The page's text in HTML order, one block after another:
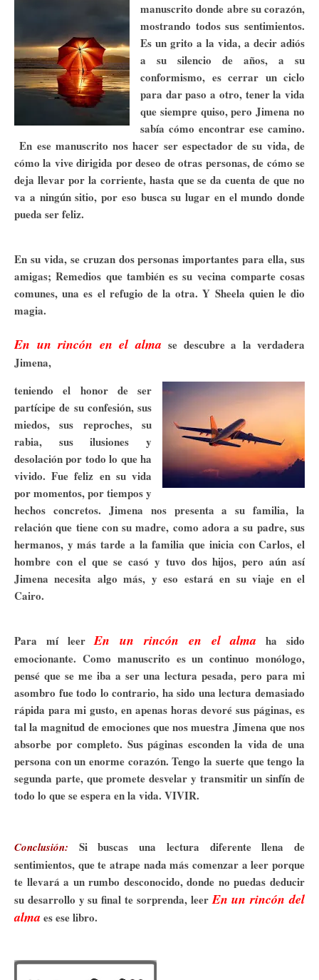
manuscrito donde abre su corazón,
mostrando todos sus sentimientos.
Es un grito a la vida, a decir adiós
a su silencio de años, a su
conformismo, es cerrar un ciclo
para dar paso a otro, tener la vida
que siempre quiso, pero Jimena no
sabía cómo encontrar ese camino.
En ese manuscrito nos hacer ser espectador de su vida, de
cómo la vive dirigida por deseo de otras personas, de cómo se
deja llevar por la corriente, hasta que se da cuenta de que no
va a ningún sitio, por eso busca su lugar en el mundo donde
pueda ser feliz.
En su vida, se cruzan dos personas importantes para ella, sus
amigas; Remedios que también es su vecina comparte cosas
comunes, una es el refugio de la otra. Y Sheela quien le dio
magia.
En un rincón en el alma se descubre a la verdadera
Jimena,
teniendo el honor de ser
partícipe de su confesión, sus
miedos, sus reproches, su
rabia, sus ilusiones y
desolación por todo lo que ha
vivido. Fue feliz en su vida
por momentos, por tiempos y
hechos concretos. Jimena nos presenta a su familia, la
relación que tiene con su madre, como adora a su padre, sus
hermanos, y más tarde a la familia que inicia con Carlos, el
hombre con el que se casó y tuvo dos hijos, pero aún así
Jimena necesita algo más, y eso estará en su viaje en el
Cairo.
Para mí leerEn un rincón en el alma ha sido
emocionante. Como manuscrito es un continuo monólogo,
pensé que se me iba a ser una lectura pesada, pero para mi
asombro fue todo lo contrario, ha sido una lectura demasiado
rápida para mi gusto, en apenas horas devoré sus páginas, es
tal la magnitud de emociones que nos muestra Jimena que nos
absorbe por completo. Sus páginas esconden la vida de una
persona con un enorme corazón. Tengo la suerte que tengo la
segunda parte, que promete desvelar y transmitir un sinfín de
todo lo que se espera en la vida. VIVIR.
Conclusión: Si buscas una lectura diferente llena de
sentimientos, que te atrape nada más comenzar a leer porque
te llevará a un rumbo desconocido, donde no puedas deducir
su desarrollo y su final te sorprenda, leerEn un rincón del
alma es ese libro.